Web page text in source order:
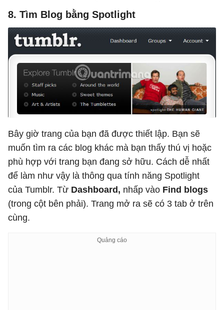
8. Tìm Blog bằng Spotlight
Bây giờ trang của bạn đã được thiết lập. Bạn sẽ
muốn tìm ra các blog khác mà bạn thấy thú vị hoặc
phù hợp với trang bạn đang sở hữu. Cách dễ nhất
để làm như vậy là thông qua tính năng Spotlight
của Tumblr. Từ Dashboard, nhấp vào Find blogs
(trong cột bên phải). Trang mở ra sẽ có 3 tab ở trên
cùng.